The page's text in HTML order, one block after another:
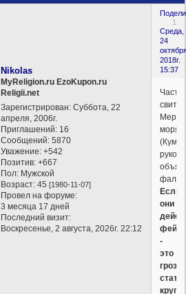
1
Среда,
24
2018г.
15:37
Nikolas
MyReligion.ru EzoKupon.ru
Religii.net
Зарегистрирован: Суббота, 22
апреля, 2006г.
Приглашений: 16
Сообщений: 5870
Уважение: +542
Позитив: +667
Пол: Мужской
Возраст: 45[1980-11-07]
Провел на форуме:
3 месяца 17 дней
Последний визит:
Воскресенье, 2 августа, 2026г. 22:12
Часть
моря
Если
они
-
это
грозит
стать